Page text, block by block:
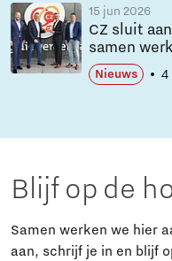
15 jun 2026
CZ sluit
samen
Nieuws 4
Blijf op de
Samen werken we hier
aan, schrijf je in en blijf